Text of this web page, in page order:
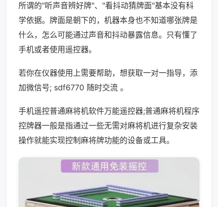
所谓的"听声音辨好牌"、"看抖动猜牌面"基本没有科
学依据。牌面是朝下的，机器本身也不知道哪张牌是
什么，怎么可能通过声音和抖动暴露信息。只有懂了
手机或者使用遥控器。
若你在仪器使用上需要帮助，想获取一对一指导，添
加微信号; sdf6770 随时交流 。
手机遥控普通麻将机软件万能遥控器;普通麻将机程序
控牌器一般是指通过一些无需对麻将机进行复杂安装
操作就能实现控制麻将牌功能的设备或工具。